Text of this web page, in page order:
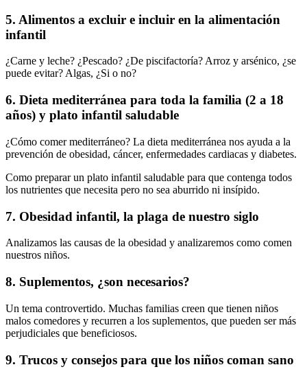
5. Alimentos a excluir e incluir en la alimentación
infantil
¿Carne y leche? ¿Pescado? ¿De piscifactoría? Arroz y arsénico, ¿se
puede evitar? Algas, ¿Si o no?
6. Dieta mediterránea para toda la familia (2 a 18
años) y plato infantil saludable
¿Cómo comer mediterráneo? La dieta mediterránea nos ayuda a la
prevención de obesidad, cáncer, enfermedades cardiacas y diabetes.
Como preparar un plato infantil saludable para que contenga todos
los nutrientes que necesita pero no sea aburrido ni insípido.
7. Obesidad infantil, la plaga de nuestro siglo
Analizamos las causas de la obesidad y analizaremos como comen
nuestros niños.
8. Suplementos, ¿son necesarios?
Un tema controvertido. Muchas familias creen que tienen niños
malos comedores y recurren a los suplementos, que pueden ser más
perjudiciales que beneficiosos.
9. Trucos y consejos para que los niños coman sano